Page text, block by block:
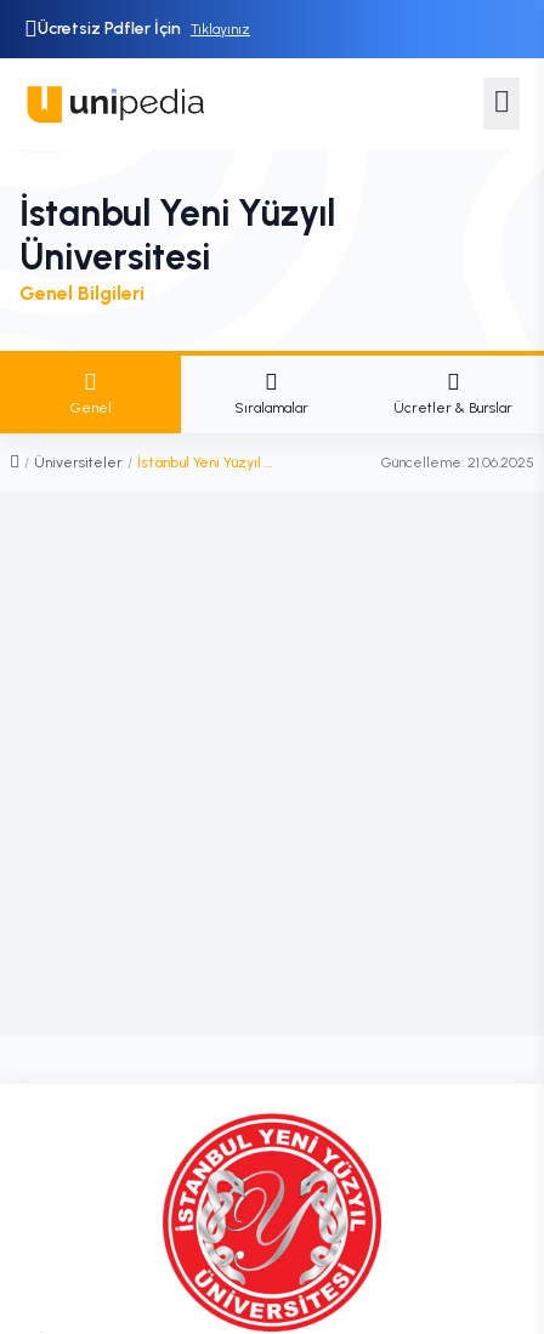
Ücretsiz Pdfler İçin Tıklayınız
İstanbul Yeni Yüzyıl
Üniversitesi
Genel Bilgileri
Genel Sıralamalar Ücretler & Burslar
/ Üniversiteler / İstanbul Yeni Yüzyıl Üniversitesi Güncelleme: 21.06.2025